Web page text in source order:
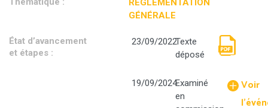
RÉGLEMENTATION
GÉNÉRALE
État d’avancement
et étapes :
23/09/2022Texte
déposé
19/09/2024Examiné
en
Voir